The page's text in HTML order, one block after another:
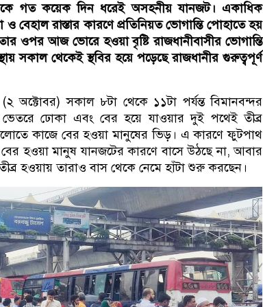
গত কয়েক দিন ধরেই অসহনীয় যানজট। একাধিক
বেহাল রাস্তার কারণে প্রতিনিয়ত ভোগান্তি পোহাতে হয়
ওপর আজ ভোরে হওয়া বৃষ্টি রাজধানীবাসীর ভোগান্তি
সকাল থেকেই স্থবির হয়ে পড়েছে রাজধানীর গুরুত্বপূর্ণ
অক্টোবর) সকাল ৮টা থেকে ১১টা পর্যন্ত বিমানবন্দর
ঢোকা এবং বের হয়ে যাওয়ার দুই পথেই তীব্র
কাজে বের হওয়া মানুষের ভিড়। এ কারণে ফুটপাথ
হওয়া মানুষ যানজটের কারণে বাসে উঠছে না, আবার
হওয়ায় তারাও বাস থেকে নেমে হাঁটা শুরু করছেন।